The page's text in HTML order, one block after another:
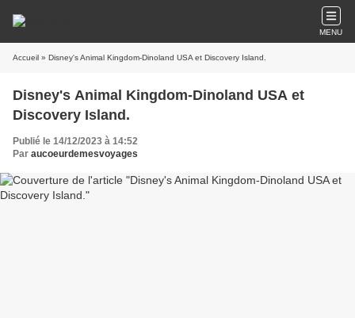
MENU
Accueil » Disney's Animal Kingdom-Dinoland USA et Discovery Island.
Disney's Animal Kingdom-Dinoland USA et
Discovery Island.
Publié le 14/12/2023 à 14:52
Par aucoeurdemesvoyages